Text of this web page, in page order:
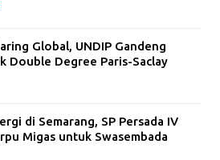
Global, UNDIP Gandeng
Double Degree Paris-Saclay
di Semarang, SP Persada IV
Migas untuk Swasembada